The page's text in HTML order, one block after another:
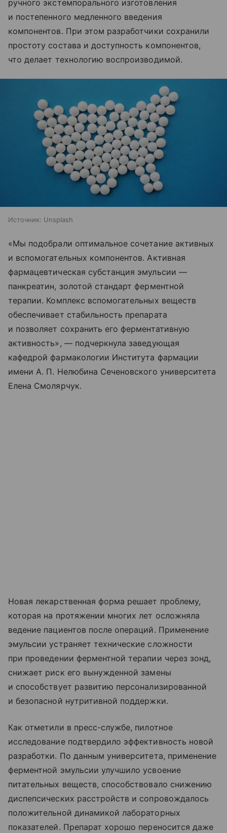
ручного экстемпорального изготовления
и постепенного медленного введения
компонентов. При этом разработчики сохранили
простоту состава и доступность компонентов,
что делает технологию воспроизводимой.
Источник: Unsplash
«Мы подобрали оптимальное сочетание активных
и вспомогательных компонентов. Активная
фармацевтическая субстанция эмульсии —
панкреатин, золотой стандарт ферментной
терапии. Комплекс вспомогательных веществ
обеспечивает стабильность препарата
и позволяет сохранить его ферментативную
активность», — подчеркнула заведующая
кафедрой фармакологии Института фармации
имени А. П. Нелюбина Сеченовского университета
Елена Смолярчук.
Новая лекарственная форма решает проблему,
которая на протяжении многих лет осложняла
ведение пациентов после операций. Применение
эмульсии устраняет технические сложности
при проведении ферментной терапии через зонд,
снижает риск его вынужденной замены
и способствует развитию персонализированной
и безопасной нутритивной поддержки.
Как отметили в пресс-службе, пилотное
исследование подтвердило эффективность новой
разработки. По данным университета, применение
ферментной эмульсии улучшило усвоение
питательных веществ, способствовало снижению
диспепсических расстройств и сопровождалось
положительной динамикой лабораторных
показателей. Препарат хорошо переносится даже